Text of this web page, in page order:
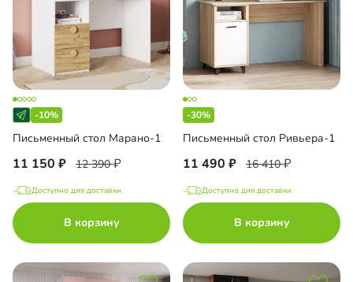
-10%
Письменный стол Марано-1
11 150 12 390
Доступно для доставки
В корзину
-30%
Письменный стол Ривьера-1
11 490 16 410
Доступно для доставки
В корзину